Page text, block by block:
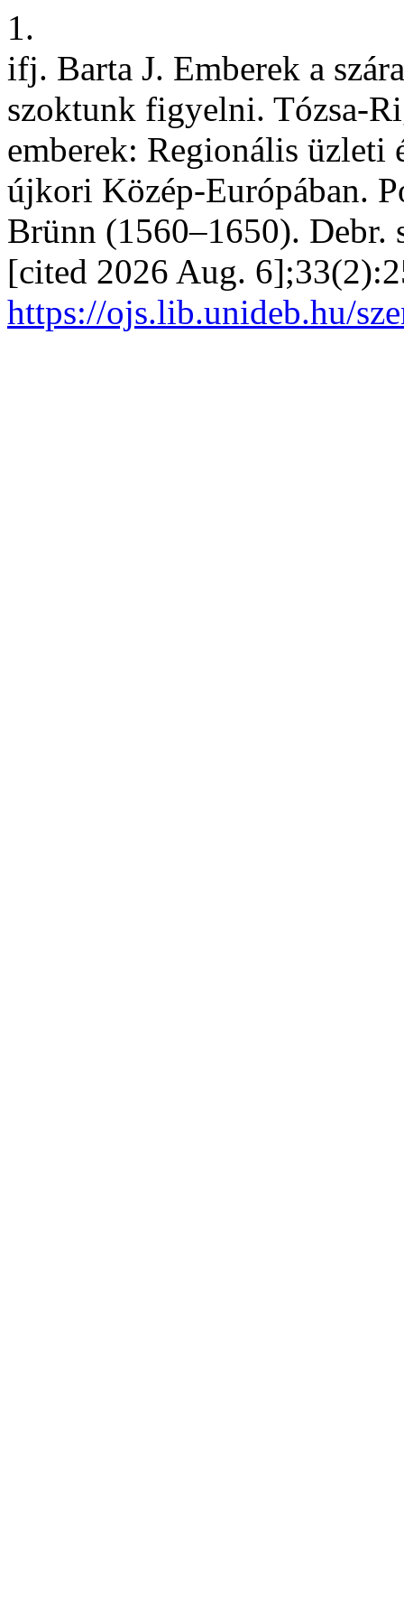
1.
ifj. Barta J. Emberek a
szoktunk figyelni. Tózsa-
emberek: Regionális üzleti
újkori Közép-Európában.
Brünn (1560–1650).
[cited 2026 Aug.
https://ojs.lib.unideb.hu/